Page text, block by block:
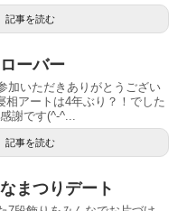
記事を読む
ーバー
加いただきありがとうござい
相アートは4年ぶり？！でした
謝です(^-^...
記事を読む
まつりデート